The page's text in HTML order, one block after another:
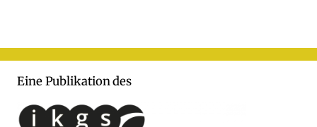
Eine Publikation des